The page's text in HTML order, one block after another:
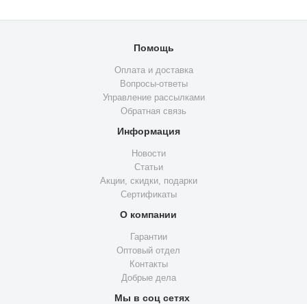
Помощь
Оплата и доставка
Вопросы-ответы
Управление рассылками
Обратная связь
Информация
Новости
Статьи
Акции, скидки, подарки
Сертификаты
О компании
Гарантии
Оптовый отдел
Контакты
Добрые дела
Мы в соц сетях